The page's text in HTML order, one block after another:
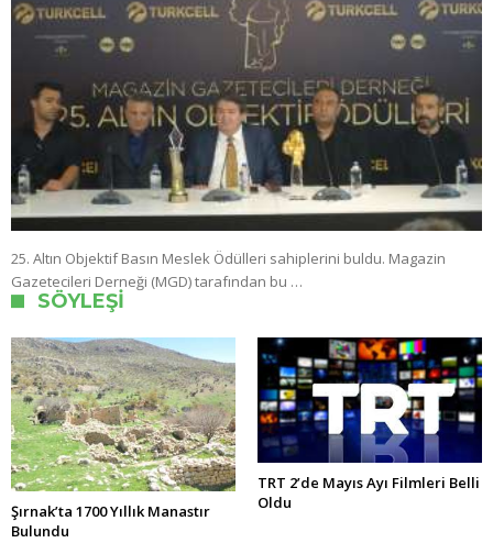
25. Altın Objektif Basın Meslek Ödülleri sahiplerini buldu. Magazin
Gazetecileri Derneği (MGD) tarafından bu …
SÖYLEŞI
Şırnak’ta 1700 Yıllık Manastır
Bulundu
TRT 2’de Mayıs Ayı Filmleri Belli
Oldu